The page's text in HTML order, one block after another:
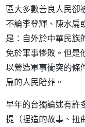
區大多數善良人民卻
不論李登輝、陳水扁
是：自外於中華民族
免於軍事慘敗。但是
以營造軍事衝突的條
扁的人民陪葬。
早年的台獨論述有許
提（捏造的故事、扭